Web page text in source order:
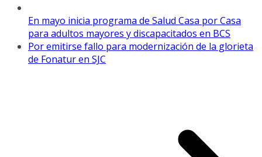
En mayo inicia programa de Salud Casa por Casa
para adultos mayores y discapacitados en BCS
Por emitirse fallo para modernización de la glorieta
de Fonatur en SJC